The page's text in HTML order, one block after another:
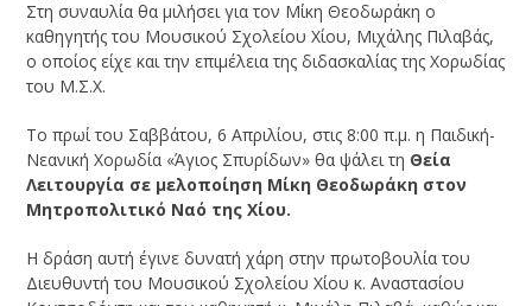
Στη συναυλία θα μιλήσει για τον Μίκη Θεοδωράκη ο
καθηγητής του Μουσικού Σχολείου Χίου, Μιχάλης Πιλαβάς,
ο οποίος είχε και την επιμέλεια της διδασκαλίας της Χορωδίας
του Μ.Σ.Χ.
Το πρωί του Σαββάτου, 6 Απριλίου, στις 8:00 π.μ. η Παιδική-
Νεανική Χορωδία «Άγιος Σπυρίδων» θα ψάλει τη Θεία
Λειτουργία σε μελοποίηση Μίκη Θεοδωράκη στον
Μητροπολιτικό Ναό της Χίου.
Η δράση αυτή έγινε δυνατή χάρη στην πρωτοβουλία του
Διευθυντή του Μουσικού Σχολείου Χίου κ. Αναστασίου